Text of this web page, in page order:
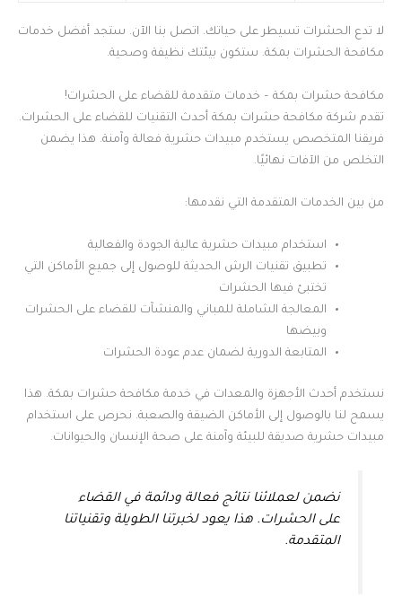
لا تدع الحشرات تسيطر على حياتك. اتصل بنا الآن. ستجد أفضل خدمات
مكافحة الحشرات بمكة. ستكون بيئتك نظيفة وصحية.
مكافحة حشرات بمكة – خدمات متقدمة للقضاء على الحشرات!
تقدم شركة مكافحة حشرات بمكة أحدث التقنيات للقضاء على الحشرات.
فريقنا المتخصص يستخدم مبيدات حشرية فعالة وآمنة. هذا يضمن
التخلص من الآفات نهائيًا.
من بين الخدمات المتقدمة التي نقدمها:
استخدام مبيدات حشرية عالية الجودة والفعالية
تطبيق تقنيات الرش الحديثة للوصول إلى جميع الأماكن التي
تختبئ فيها الحشرات
المعالجة الشاملة للمباني والمنشآت للقضاء على الحشرات
وبيضها
المتابعة الدورية لضمان عدم عودة الحشرات
نستخدم أحدث الأجهزة والمعدات في خدمة مكافحة حشرات بمكة. هذا
يسمح لنا بالوصول إلى الأماكن الضيقة والصعبة. نحرص على استخدام
مبيدات حشرية صديقة للبيئة وآمنة على صحة الإنسان والحيوانات.
نضمن لعملائنا نتائج فعالة ودائمة في القضاء
على الحشرات. هذا يعود لخبرتنا الطويلة وتقنياتنا
المتقدمة.